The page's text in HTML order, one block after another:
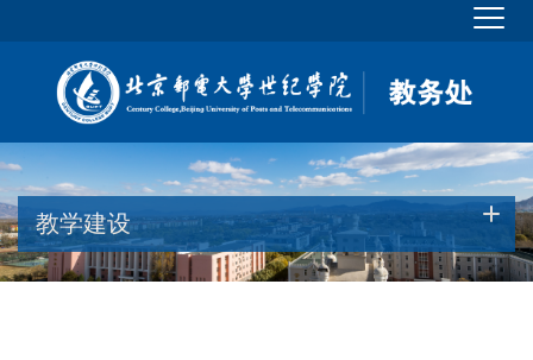
教学建设